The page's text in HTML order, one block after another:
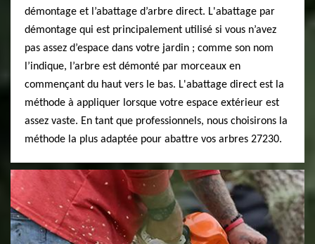
démontage et l’abattage d’arbre direct. L'abattage par
démontage qui est principalement utilisé si vous n’avez
pas assez d’espace dans votre jardin ; comme son nom
l’indique, l’arbre est démonté par morceaux en
commençant du haut vers le bas. L'abattage direct est la
méthode à appliquer lorsque votre espace extérieur est
assez vaste. En tant que professionnels, nous choisirons la
méthode la plus adaptée pour abattre vos arbres 27230.